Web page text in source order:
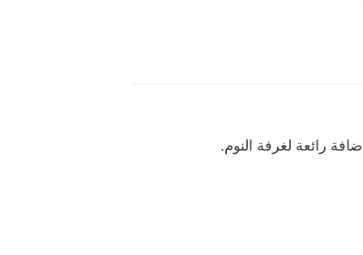
رائعة لغرفة النوم.